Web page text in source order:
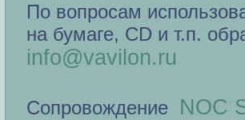
По вопросам
на бумаге, CD и т.п.
info@vavilon.ru
Сопровождение NOC